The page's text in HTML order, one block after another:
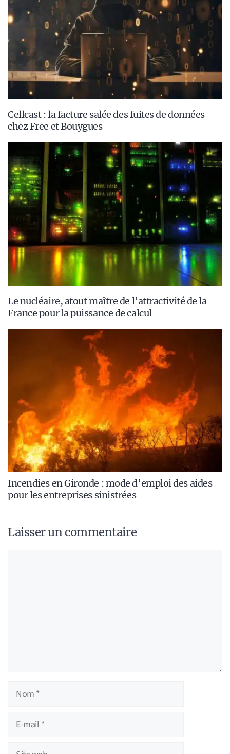
Cellcast : la facture salée des fuites de données
chez Free et Bouygues
Le nucléaire, atout maître de l’attractivité de la
France pour la puissance de calcul
Incendies en Gironde : mode d’emploi des aides
pour les entreprises sinistrées
Laisser un commentaire
Nom
Site